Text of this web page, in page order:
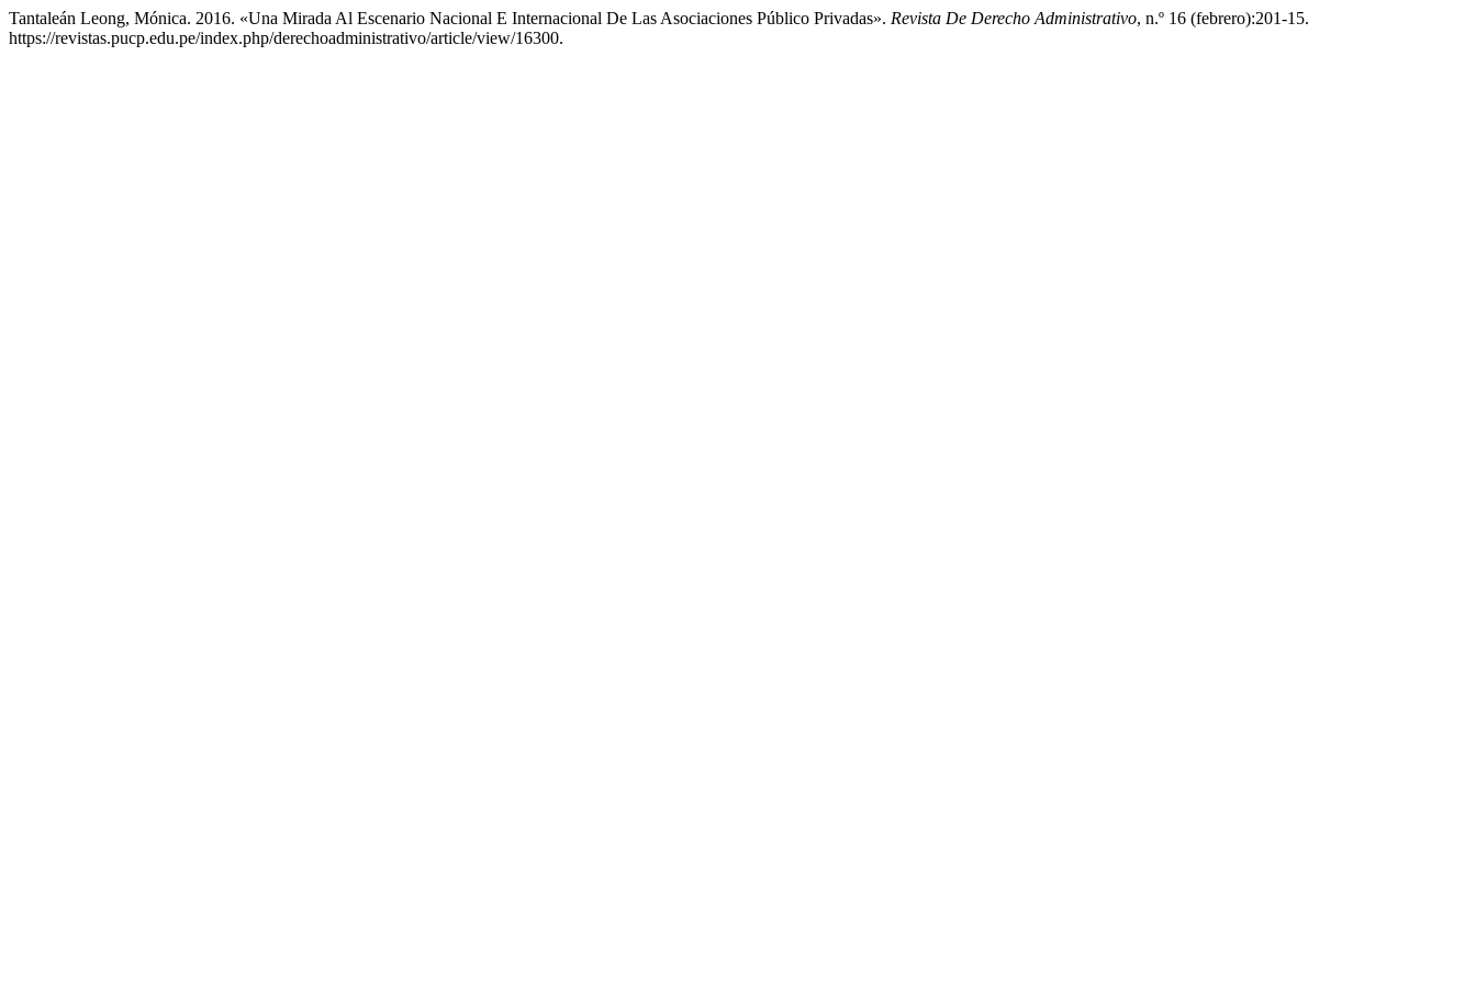
Tantaleán Leong, Mónica. 2016. «Una Mirada Al Escenario Nacional E Internacional De Las Asociaciones Público Privadas». Revista De Derecho Administrativo, n.º 16 (febrero):201-15.
https://revistas.pucp.edu.pe/index.php/derechoadministrativo/article/view/16300.